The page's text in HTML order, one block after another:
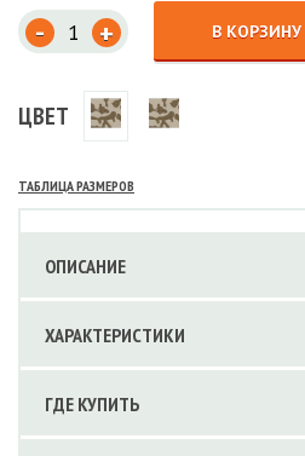
- + В КОРЗИНУ
ЦВЕТ
ТАБЛИЦА РАЗМЕРОВ
ОПИСАНИЕ
ХАРАКТЕРИСТИКИ
ГДЕ КУПИТЬ